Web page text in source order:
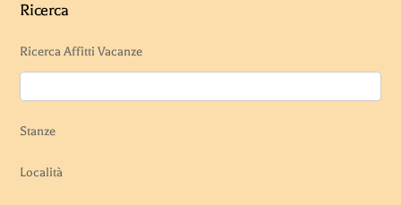
Ricerca
Ricerca Affitti Vacanze
Stanze
Località